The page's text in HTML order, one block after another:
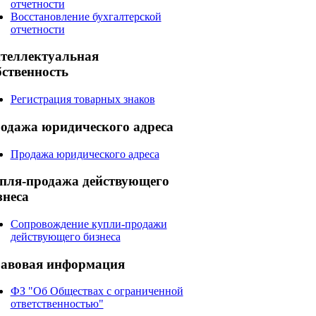
отчетности
Восстановление бухгалтерской
отчетности
Регистрация товарных знаков
юридического адреса
Продажа юридического адреса
продажадействующего
Сопровождение купли-продажи
действующего бизнеса
информация
ФЗ "Об Обществах с ограниченной
ответственностью"